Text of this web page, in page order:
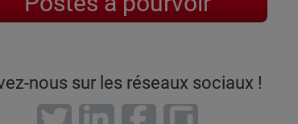
nous sur les réseaux sociaux !